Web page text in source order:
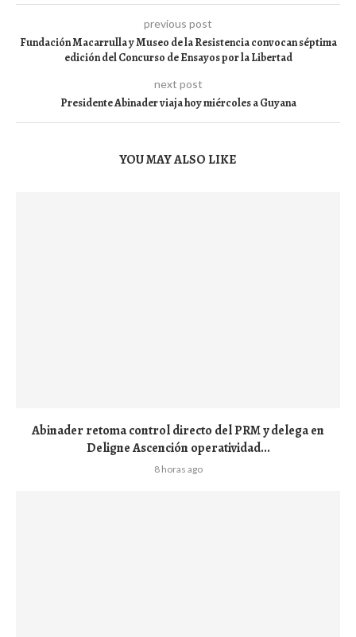
previous post
Fundación Macarrulla y Museo de la Resistencia convocan séptima
edición del Concurso de Ensayos por la Libertad
next post
Presidente Abinader viaja hoy miércoles a Guyana
YOU MAY ALSO LIKE
Abinader retoma control directo del PRM y delega en
Deligne Ascención operatividad...
8 horas ago